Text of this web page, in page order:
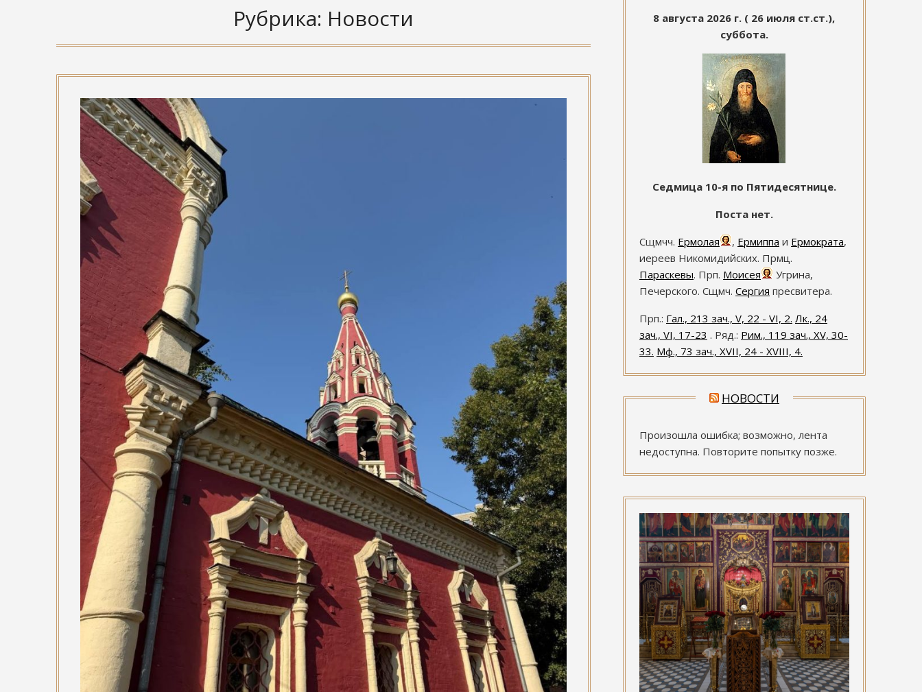
Рубрика: Новости
8 августа 2026 г. ( 26 июля ст.ст.),
суббота.
Седмица 10-я по Пятидесятнице.
Поста нет.
Сщмчч. Ермолая , Ермиппа и Ермократа,
иереев Никомидийских. Прмц.
Параскевы. Прп. Моисея
Угрина,
Печерского. Сщмч. Сергия пресвитера.
Прп.: Гал., 213 зач., V, 22 - VI, 2. Лк., 24
зач., VI, 17-23 . Ряд.: Рим., 119 зач., XV, 30-
33. Мф., 73 зач., XVII, 24 - XVIII, 4.
НОВОСТИ
Произошла ошибка; возможно, лента
недоступна. Повторите попытку позже.